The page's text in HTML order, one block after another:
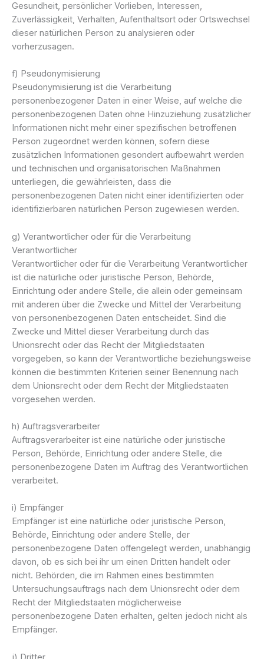
Gesundheit, persönlicher Vorlieben, Interessen,
Zuverlässigkeit, Verhalten, Aufenthaltsort oder Ortswechsel
dieser natürlichen Person zu analysieren oder
vorherzusagen.
f) Pseudonymisierung
Pseudonymisierung ist die Verarbeitung
personenbezogener Daten in einer Weise, auf welche die
personenbezogenen Daten ohne Hinzuziehung zusätzlicher
Informationen nicht mehr einer spezifischen betroffenen
Person zugeordnet werden können, sofern diese
zusätzlichen Informationen gesondert aufbewahrt werden
und technischen und organisatorischen Maßnahmen
unterliegen, die gewährleisten, dass die
personenbezogenen Daten nicht einer identifizierten oder
identifizierbaren natürlichen Person zugewiesen werden.
g) Verantwortlicher oder für die Verarbeitung
Verantwortlicher
Verantwortlicher oder für die Verarbeitung Verantwortlicher
ist die natürliche oder juristische Person, Behörde,
Einrichtung oder andere Stelle, die allein oder gemeinsam
mit anderen über die Zwecke und Mittel der Verarbeitung
von personenbezogenen Daten entscheidet. Sind die
Zwecke und Mittel dieser Verarbeitung durch das
Unionsrecht oder das Recht der Mitgliedstaaten
vorgegeben, so kann der Verantwortliche beziehungsweise
können die bestimmten Kriterien seiner Benennung nach
dem Unionsrecht oder dem Recht der Mitgliedstaaten
vorgesehen werden.
h) Auftragsverarbeiter
Auftragsverarbeiter ist eine natürliche oder juristische
Person, Behörde, Einrichtung oder andere Stelle, die
personenbezogene Daten im Auftrag des Verantwortlichen
verarbeitet.
i) Empfänger
Empfänger ist eine natürliche oder juristische Person,
Behörde, Einrichtung oder andere Stelle, der
personenbezogene Daten offengelegt werden, unabhängig
davon, ob es sich bei ihr um einen Dritten handelt oder
nicht. Behörden, die im Rahmen eines bestimmten
Untersuchungsauftrags nach dem Unionsrecht oder dem
Recht der Mitgliedstaaten möglicherweise
personenbezogene Daten erhalten, gelten jedoch nicht als
Empfänger.